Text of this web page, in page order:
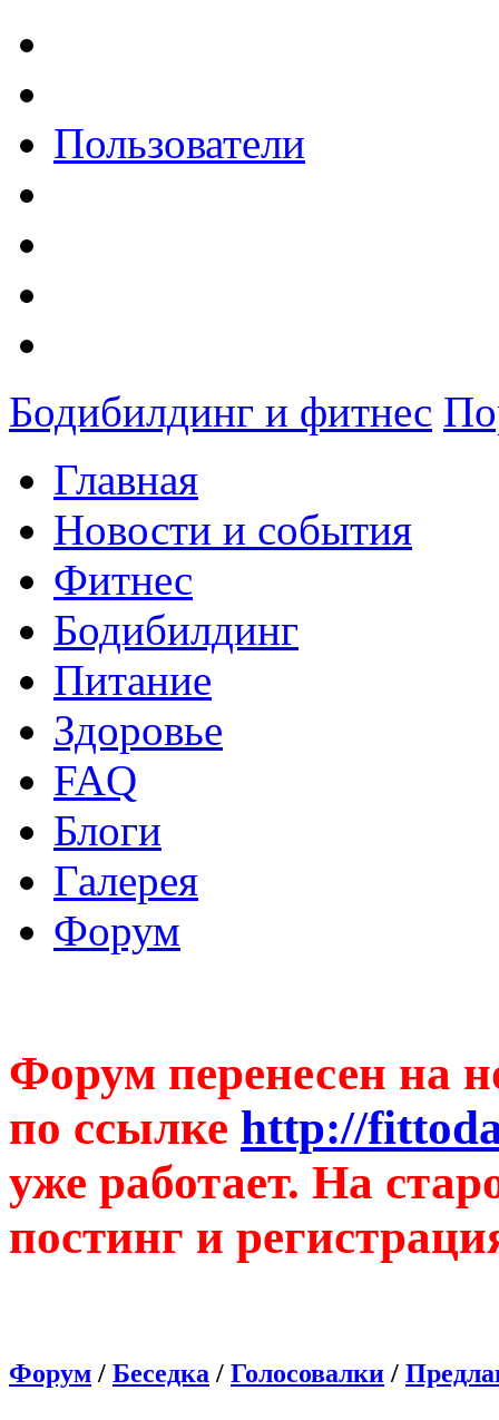
Пользователи
Бодибилдинг и фитнес
Главная
Новости и события
Фитнес
Бодибилдинг
Питание
Здоровье
FAQ
Блоги
Галерея
Форум
Форум перенесен на
по ссылке http://
уже работает. На
постинг и
Форум / Беседка / Голосовалки /